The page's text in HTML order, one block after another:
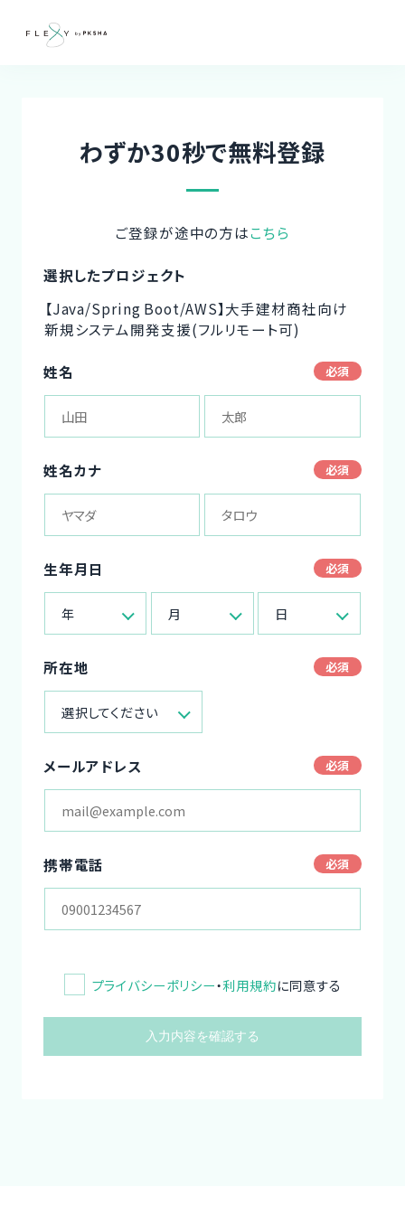
わずか30秒で無料登録
ご登録が途中の方はこちら
選択したプロジェクト
【Java/Spring Boot/AWS】大手建材商社向け
新規システム開発支援(フルリモート可)
姓名
姓名カナ
生年月日
年 月 日
所在地
選択してください
メールアドレス
携帯電話
プライバシーポリシー・利用規約に同意する
入力内容を確認する